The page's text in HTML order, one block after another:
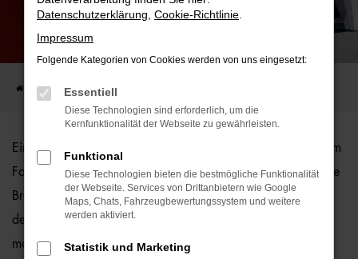
BREMSKRAFTVERSTÄRKER
Startseite Kfz.-Lexikon
Ein Bremskraftverstärker ist ein Fahrzeugbauteil, das die vom
Fahrer auf das Bremspedal ausgeübte Kraft verstärkt, um die
Bremswirkung zu optimieren. Dadurch wird das Bremsen
deutlich erleichtert und effizienter, was besonders bei
modernen Fahrzeugen mit leistungsstarken Bremsanlagen
Datenschutzerklärung Cookie-Richtlinie
Impressum
Folgende Kategorien von Cookies werden von uns eingesetzt:
Essentiell
Diese Technologien sind erforderlich, um die
Kernfunktionalität der Webseite zu gewährleisten.
Funktional
Diese Technologien bieten die bestmögliche Funktionalität
der Webseite. Services von Drittanbietern wie Google
Maps, Chats, Fahrzeugbewertungssystem und weitere
werden aktiviert.
Statistik und Marketing